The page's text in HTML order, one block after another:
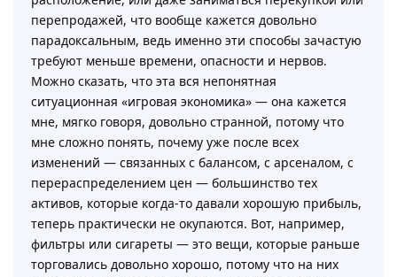
перепродажей, что вообще кажется довольно
парадоксальным, ведь именно эти способы зачастую
требуют меньше времени, опасности и нервов.
Можно сказать, что эта вся непонятная
ситуационная «игровая экономика» — она кажется
мне, мягко говоря, довольно странной, потому что
мне сложно понять, почему уже после всех
изменений — связанных с балансом, с арсеналом, с
перераспределением цен — большинство тех
активов, которые когда-то давали хорошую прибыль,
теперь практически не окупаются. Вот, например,
фильтры или сигареты — это вещи, которые раньше
торговались довольно хорошо, потому что на них